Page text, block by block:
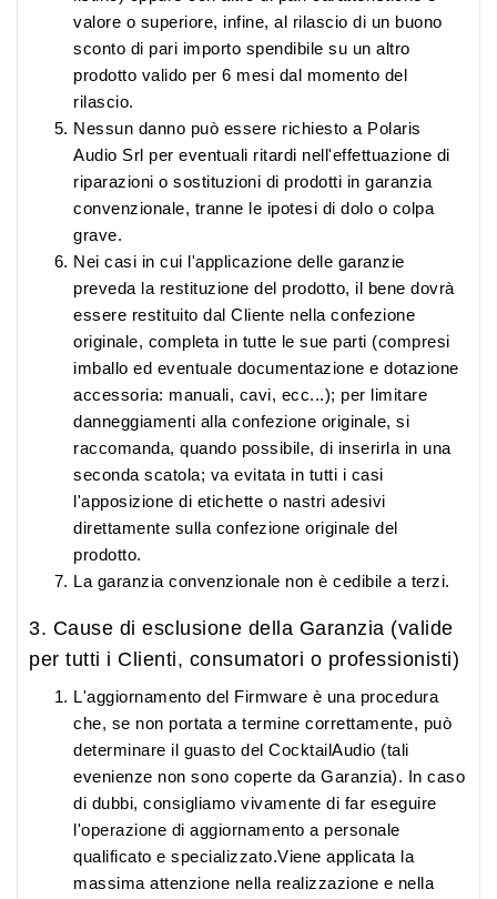
valore o superiore, infine, al rilascio di un buono
sconto di pari importo spendibile su un altro
prodotto valido per 6 mesi dal momento del
rilascio.
Nessun danno può essere richiesto a Polaris
Audio Srl per eventuali ritardi nell'effettuazione di
riparazioni o sostituzioni di prodotti in garanzia
convenzionale, tranne le ipotesi di dolo o colpa
grave.
Nei casi in cui l'applicazione delle garanzie
preveda la restituzione del prodotto, il bene dovrà
essere restituito dal Cliente nella confezione
originale, completa in tutte le sue parti (compresi
imballo ed eventuale documentazione e dotazione
accessoria: manuali, cavi, ecc...); per limitare
danneggiamenti alla confezione originale, si
raccomanda, quando possibile, di inserirla in una
seconda scatola; va evitata in tutti i casi
l'apposizione di etichette o nastri adesivi
direttamente sulla confezione originale del
prodotto.
La garanzia convenzionale non è cedibile a terzi.
3. Cause di esclusione della Garanzia (valide
per tutti i Clienti, consumatori o professionisti)
L'aggiornamento del Firmware è una procedura
che, se non portata a termine correttamente, può
determinare il guasto del CocktailAudio (tali
evenienze non sono coperte da Garanzia). In caso
di dubbi, consigliamo vivamente di far eseguire
l'operazione di aggiornamento a personale
qualificato e specializzato.Viene applicata la
massima attenzione nella realizzazione e nella